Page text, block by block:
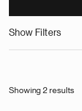
Show Filters
Showing 2 results